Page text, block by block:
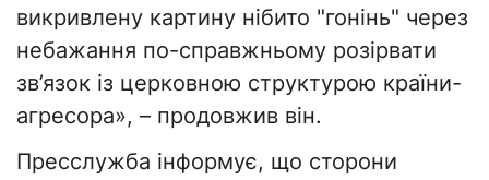
викривлену картину нібито "гонінь" через
небажання по-справжньому розірвати
зв’язок із церковною структурою країни-
агресора», – продовжив він.
Пресслужба інформує, що сторони